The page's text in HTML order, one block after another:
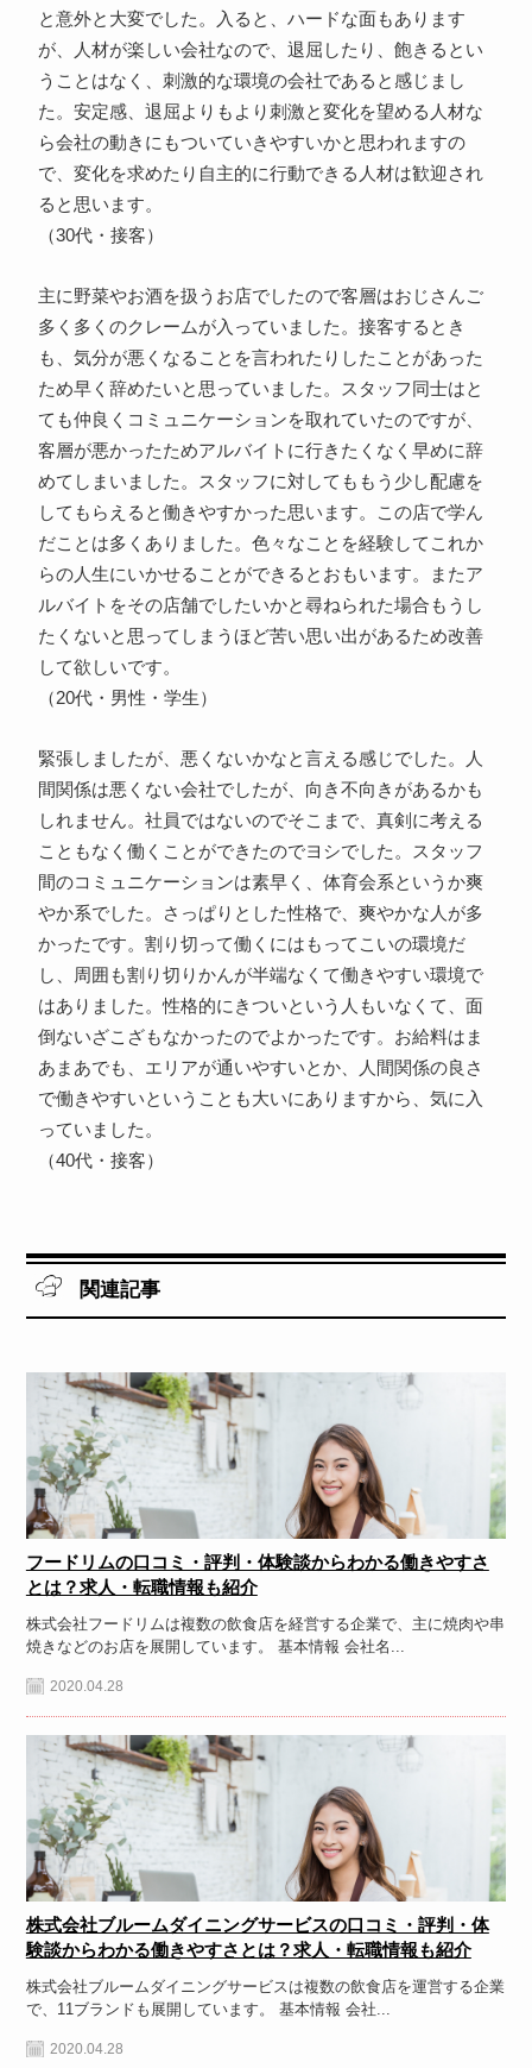
と意外と大変でした。入ると、ハードな面もあります
が、人材が楽しい会社なので、退屈したり、飽きるとい
うことはなく、刺激的な環境の会社であると感じまし
た。安定感、退屈よりもより刺激と変化を望める人材な
ら会社の動きにもついていきやすいかと思われますの
で、変化を求めたり自主的に行動できる人材は歓迎され
ると思います。
（30代・接客）
主に野菜やお酒を扱うお店でしたので客層はおじさんご
多く多くのクレームが入っていました。接客するとき
も、気分が悪くなることを言われたりしたことがあった
ため早く辞めたいと思っていました。スタッフ同士はと
ても仲良くコミュニケーションを取れていたのですが、
客層が悪かったためアルバイトに行きたくなく早めに辞
めてしまいました。スタッフに対してももう少し配慮を
してもらえると働きやすかった思います。この店で学ん
だことは多くありました。色々なことを経験してこれか
らの人生にいかせることができるとおもいます。またア
ルバイトをその店舗でしたいかと尋ねられた場合もうし
たくないと思ってしまうほど苦い思い出があるため改善
して欲しいです。
（20代・男性・学生）
緊張しましたが、悪くないかなと言える感じでした。人
間関係は悪くない会社でしたが、向き不向きがあるかも
しれません。社員ではないのでそこまで、真剣に考える
こともなく働くことができたのでヨシでした。スタッフ
間のコミュニケーションは素早く、体育会系というか爽
やか系でした。さっぱりとした性格で、爽やかな人が多
かったです。割り切って働くにはもってこいの環境だ
し、周囲も割り切りかんが半端なくて働きやすい環境で
はありました。性格的にきついという人もいなくて、面
倒ないざこざもなかったのでよかったです。お給料はま
あまあでも、エリアが通いやすいとか、人間関係の良さ
で働きやすいということも大いにありますから、気に入
っていました。
（40代・接客）
関連記事
フードリムの口コミ・評判・体験談からわかる働きやすさ
とは？求人・転職情報も紹介
株式会社フードリムは複数の飲食店を経営する企業で、主に焼肉や串
焼きなどのお店を展開しています。 基本情報 会社名...
2020.04.28
株式会社ブルームダイニングサービスの口コミ・評判・体
験談からわかる働きやすさとは？求人・転職情報も紹介
株式会社ブルームダイニングサービスは複数の飲食店を運営する企業
で、11ブランドも展開しています。 基本情報 会社...
2020.04.28